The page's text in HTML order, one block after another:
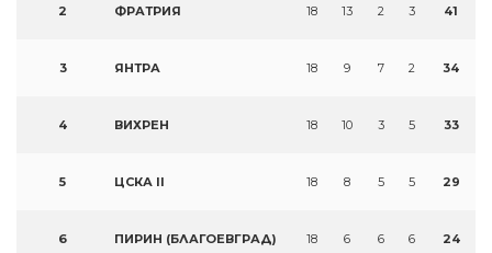
2 ФРАТРИЯ 18 13 2 3 41
3 ЯНТРА 18 9 7 2 34
4 ВИХРЕН 18 10 3 5 33
5 ЦСКА II 18 8 5 5 29
6 ПИРИН (БЛАГОЕВГРАД) 18 6 6 6 24